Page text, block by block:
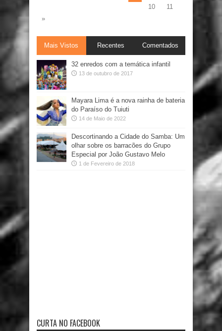
10
11
»
Mais Vistos Recentes Comentados
32 enredos com a temática infantil
13 de outubro de 2017
Mayara Lima é a nova rainha de bateria
do Paraíso do Tuiuti
14 de Maio de 2022
Descortinando a Cidade do Samba: Um
olhar sobre os barracões do Grupo
Especial por João Gustavo Melo
1 de Fevereiro de 2018
CURTA NO FACEBOOK